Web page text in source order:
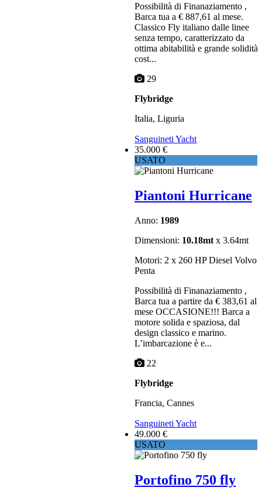
Possibilità di Finanaziamento ,
Barca tua a € 887,61 al mese.
Classico Fly italiano dalle linee
senza tempo, caratterizzato da
ottima abitabilità e grande solidità
cost...
29
Flybridge
Italia, Liguria
Sanguineti Yacht
35.000 €
USATO
Piantoni Hurricane
Anno: 1989
Dimensioni: 10.18mt x 3.64mt
Motori: 2 x 260 HP Diesel Volvo
Penta
Possibilità di Finanaziamento ,
Barca tua a partire da € 383,61 al
mese OCCASIONE!!! Barca a
motore solida e spaziosa, dal
design classico e marino.
L’imbarcazione è e...
22
Flybridge
Francia, Cannes
Sanguineti Yacht
49.000 €
USATO
Portofino 750 fly